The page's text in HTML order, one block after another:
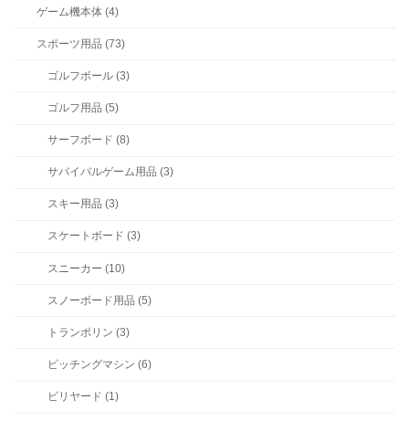
ゲーム機本体 (4)
スポーツ用品 (73)
ゴルフボール (3)
ゴルフ用品 (5)
サーフボード (8)
サバイバルゲーム用品 (3)
スキー用品 (3)
スケートボード (3)
スニーカー (10)
スノーボード用品 (5)
トランポリン (3)
ピッチングマシン (6)
ビリヤード (1)